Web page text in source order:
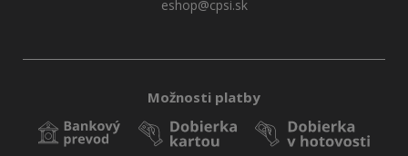
eshop@cpsi.sk
Možnosti platby